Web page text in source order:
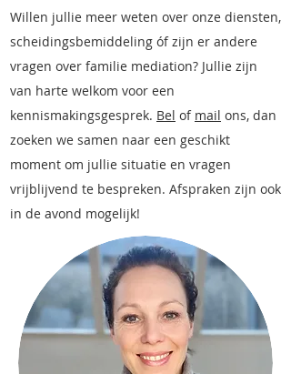
Willen jullie meer weten over onze diensten,
scheidingsbemiddeling óf zijn er andere
vragen over familie mediation? Jullie zijn
van harte welkom voor een
kennismakingsgesprek. Bel of mail ons, dan
zoeken we samen naar een geschikt
moment om jullie situatie en vragen
vrijblijvend te bespreken. Afspraken zijn ook
in de avond mogelijk!